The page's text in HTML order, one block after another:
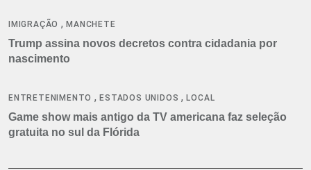
IMIGRAÇÃO ,MANCHETE
Trump assina novos decretos contra cidadania por
nascimento
ENTRETENIMENTO ,ESTADOS UNIDOS ,LOCAL
Game show mais antigo da TV americana faz seleção
gratuita no sul da Flórida